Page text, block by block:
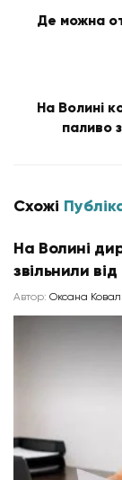
Де можна
На Волині
паливо
Схожі
На Волині
звільнили
Автор: Оксана